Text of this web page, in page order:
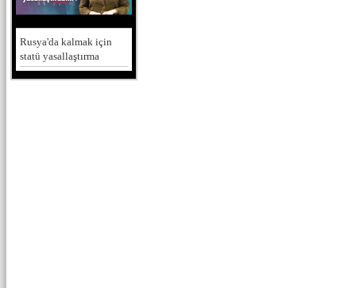
Rusya'da kalmak için
statü yasallaştırma